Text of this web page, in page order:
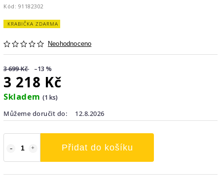
Kód: 91182302
KRABIČKA ZDARMA
Neohodnoceno
3 699 Kč –13 %
3 218 Kč
Skladem (1 ks)
Můžeme doručit do:
12.8.2026
Přidat do košíku